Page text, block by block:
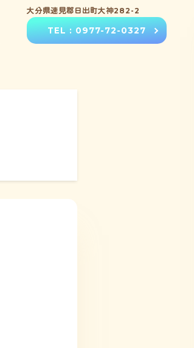
大分県速見郡日出町大神282-2
TEL : 0977-72-0327